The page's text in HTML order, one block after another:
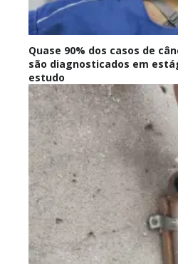
Quase 90% dos casos de
são diagnosticados em
estudo